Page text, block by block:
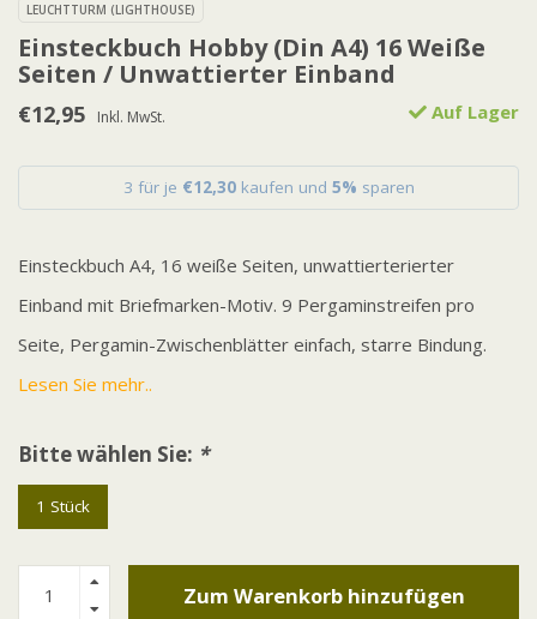
LEUCHTTURM (LIGHTHOUSE)
Einsteckbuch Hobby (Din A4) 16 Weiße
Seiten / Unwattierter Einband
€12,95 Inkl. MwSt. Auf Lager
3 für je €12,30kaufen und 5% sparen
Einsteckbuch A4, 16 weiße Seiten, unwattierterierter
Einband mit Briefmarken-Motiv. 9 Pergaminstreifen pro
Seite, Pergamin-Zwischenblätter einfach, starre Bindung.
Lesen Sie mehr..
Bitte wählen Sie: *
1 Stück
Zum Warenkorb hinzufügen